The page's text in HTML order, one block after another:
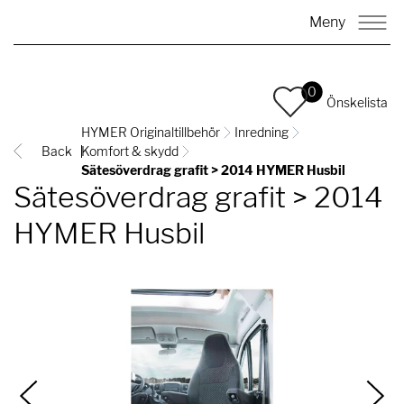
Meny
0
Önskelista
Back
HYMER Originaltillbehör
Inredning
Komfort & skydd
Sätesöverdrag grafit > 2014 HYMER Husbil
Sätesöverdrag grafit > 2014
HYMER Husbil